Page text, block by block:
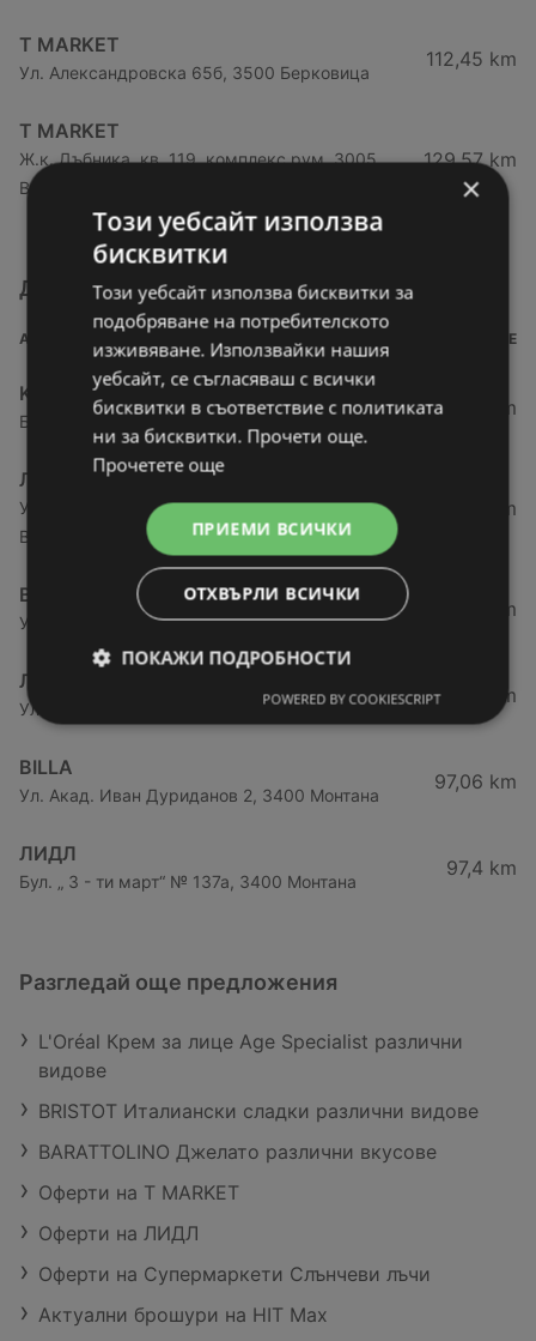
T MARKET
Ул. Александровскa 65б, 3500 Берковица
112,45 km
T MARKET
Ж.к. Дъбника, кв. 119, комплекс рум, 3005
Враца
129,57 km
Други магазини от категория Супермаркети
АДРЕС РАЗСТОЯНИЕ
Kaufland хипермаркет
Бул. Панония № 41, 3700 Видин
27,69 km
ЛИДЛ
Ул. „Академик Стефан Младенов“ № 20, 3700
Видин
27,78 km
BILLA
Ул. „Райна Княгиня“ 3, 3700 Видин
28,72 km
ЛИДЛ
Ул. Георги Димитров 41а, 3600 Лом
61,76 km
BILLA
Ул. Акад. Иван Дуриданов 2, 3400 Монтана
97,06 km
ЛИДЛ
Бул. „ 3 - ти март“ № 137а, 3400 Монтана
97,4 km
Разгледай още предложения
L'Oréal Крем за лице Age Specialist различни
видове
BRISTOT Италиански сладки различни видове
BARATTOLINO Джелато различни вкусове
Оферти на T MARKET
Оферти на ЛИДЛ
Оферти на Супермаркети Слънчеви лъчи
Актуални брошури на HIT Max
×
Този уебсайт използва
бисквитки
Този уебсайт използва бисквитки за
подобряване на потребителското
изживяване. Използвайки нашия
уебсайт, се съгласяваш с всички
бисквитки в съответствие с политиката
ни за бисквитки. Прочети още.
Прочетете още
ПРИЕМИ ВСИЧКИ
ОТХВЪРЛИ ВСИЧКИ
ПОКАЖИ ПОДРОБНОСТИ
POWERED BY COOKIESCRIPT